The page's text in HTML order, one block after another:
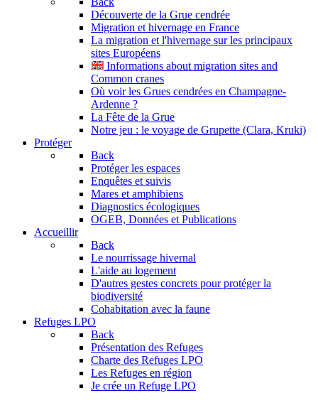
Découverte de la Grue cendrée
Migration et hivernage en France
La migration et l'hivernage sur les principaux
sites Européens
Informations about migration sites and
Common cranes
Où voir les Grues cendrées en Champagne-
Ardenne ?
La Fête de la Grue
Notre jeu : le voyage de Grupette (Clara, Kruki)
Protéger
Back
Protéger les espaces
Enquêtes et suivis
Mares et amphibiens
Diagnostics écologiques
OGEB, Données et Publications
Accueillir
Back
Le nourrissage hivernal
L'aide au logement
D'autres gestes concrets pour protéger la
biodiversité
Cohabitation avec la faune
Refuges LPO
Back
Présentation des Refuges
Charte des Refuges LPO
Les Refuges en région
Je crée un Refuge LPO